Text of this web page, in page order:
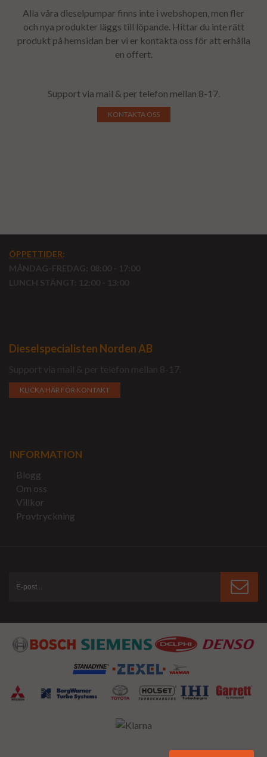
Alla våra dieselpumpar finns inte i webshopen, men fler
och nya produkter läggs till löpande. Hittar du inte rätt
produkt på hemsidan ber vi er kontakta oss för att erhålla
en offert.
Support via mail & per telefon mellan 8-17.
KONTAKTA OSS
ÖPPETTIDER:
MÅNDAG-FREDAG: 08:00 - 17:00
LUNCH STÄNGT: 12:00 - 13:00
Dieselspecialisten Norden AB
Support via mail & per telefon mellan 8-17.
KLICKA HÄR FÖR KONTAKT
INFORMATION
Blogg
Om oss
Villkor
Provtryckning